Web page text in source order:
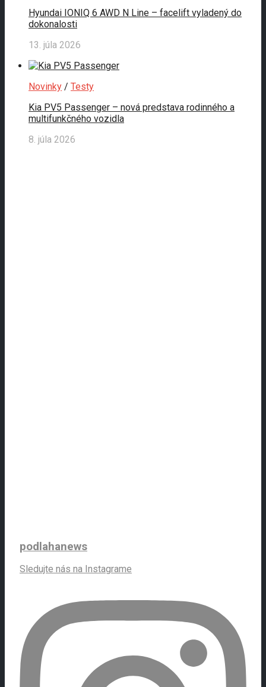
Hyundai IONIQ 6 AWD N Line – facelift vyladený do
dokonalosti
13. júla 2026
Novinky / Testy
Kia PV5 Passenger – nová predstava rodinného a
multifunkčného vozidla
8. júla 2026
podlahanews
Sledujte nás na Instagrame